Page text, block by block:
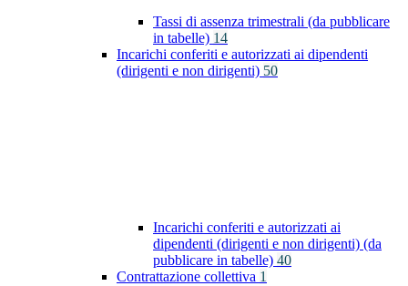
Tassi di assenza trimestrali (da pubblicare
in tabelle) 14
Incarichi conferiti e autorizzati ai dipendenti
(dirigenti e non dirigenti) 50
Incarichi conferiti e autorizzati ai
dipendenti (dirigenti e non dirigenti) (da
pubblicare in tabelle) 40
Contrattazione collettiva 1